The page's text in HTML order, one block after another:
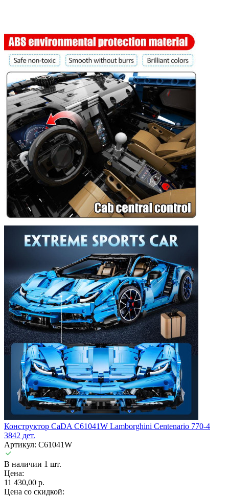
Конструктор CaDA C61041W Lamborghini Centenario 770-4
3842 дет.
Артикул: C61041W
В наличии 1 шт.
Цена:
11 430,00 р.
Цена со скидкой: